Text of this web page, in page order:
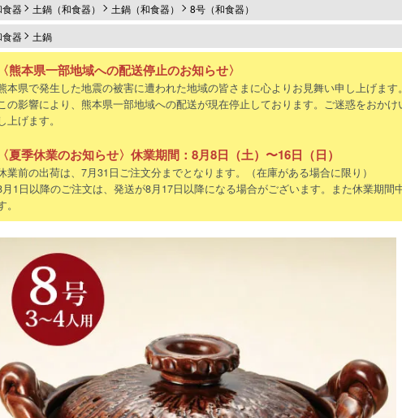
食器
土鍋（和食器） 土鍋（和食器）
8号（和食器）
食器
土鍋
〈熊本県一部地域への配送停止のお知らせ〉
本県で発生した地震の被害に遭われた地域の皆さまに心よりお見舞い申し上げます
の影響により、熊本県一部地域への配送が現在停止しております。ご迷惑をおか
上げます。
〈夏季休業のお知らせ〉休業期間：8月8日（土）〜16日（日）
業前の出荷は、7月31日ご注文分までとなります。（在庫がある場合に限り）
月1日以降のご注文は、発送が8月17日以降になる場合がございます。また休業期
。